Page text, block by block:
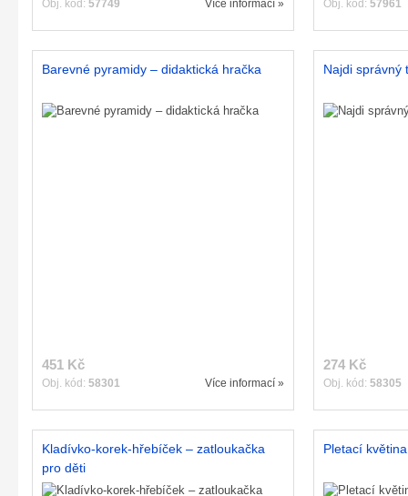
Obj. kód: 57749
Více informací »
Obj. kód: 57961
Barevné pyramidy – didaktická hračka
451 Kč
Obj. kód: 58301 Více informací »
Najdi správný
274 Kč
Obj. kód: 58305
Kladívko-korek-hřebíček – zatloukačka
pro děti
Pletací